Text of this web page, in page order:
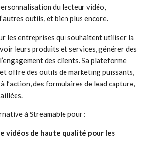
du lecteur vidéo,
outils, et bien plus encore.
les entreprises qui souhaitent utiliser la
leurs produits et services, générer des
des clients. Sa plateforme
offre des outils de marketing puissants,
l’action, des formulaires de lead capture,
à Streamable pour :
vidéos de haute qualité pour les